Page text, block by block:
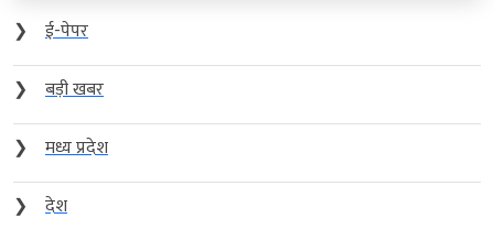
❯
ई-पेपर
❯
बड़ी खबर
❯
मध्य प्रदेश
❯
देश